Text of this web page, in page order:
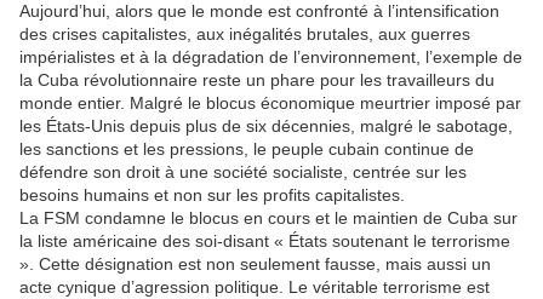
Aujourd’hui, alors que le monde est confronté à l’intensification
des crises capitalistes, aux inégalités brutales, aux guerres
impérialistes et à la dégradation de l’environnement, l’exemple de
la Cuba révolutionnaire reste un phare pour les travailleurs du
monde entier. Malgré le blocus économique meurtrier imposé par
les États-Unis depuis plus de six décennies, malgré le sabotage,
les sanctions et les pressions, le peuple cubain continue de
défendre son droit à une société socialiste, centrée sur les
besoins humains et non sur les profits capitalistes.
La FSM condamne le blocus en cours et le maintien de Cuba sur
la liste américaine des soi-disant « États soutenant le terrorisme
». Cette désignation est non seulement fausse, mais aussi un
acte cynique d’agression politique. Le véritable terrorisme est